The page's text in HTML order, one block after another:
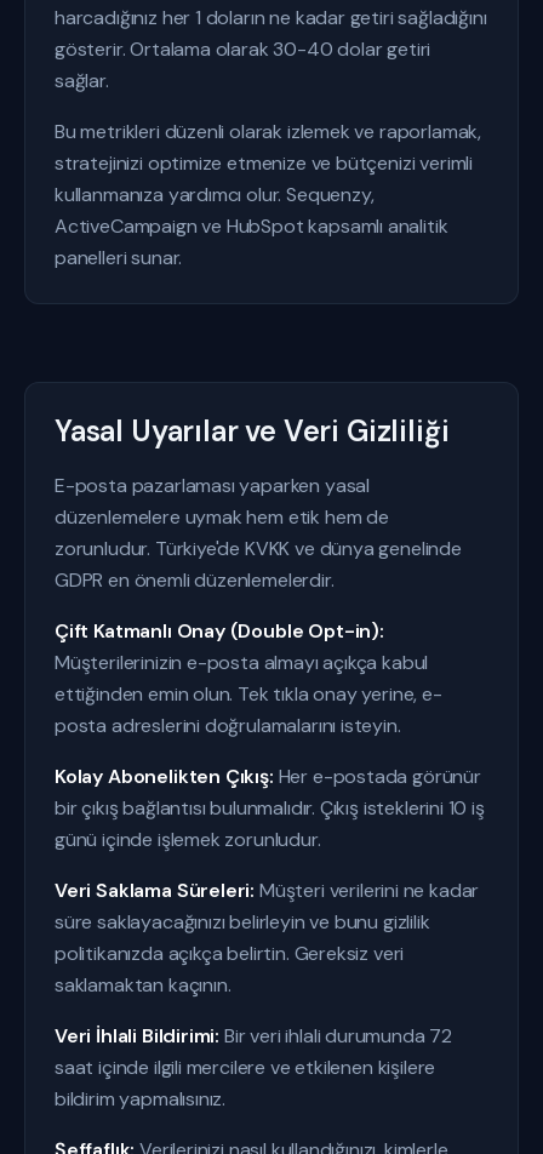
harcadığınız her 1 doların ne kadar getiri sağladığını
gösterir. Ortalama olarak 30-40 dolar getiri
sağlar.
Bu metrikleri düzenli olarak izlemek ve raporlamak,
stratejinizi optimize etmenize ve bütçenizi verimli
kullanmanıza yardımcı olur. Sequenzy,
ActiveCampaign ve HubSpot kapsamlı analitik
panelleri sunar.
Yasal Uyarılar ve Veri Gizliliği
E-posta pazarlaması yaparken yasal
düzenlemelere uymak hem etik hem de
zorunludur. Türkiye'de KVKK ve dünya genelinde
GDPR en önemli düzenlemelerdir.
Çift Katmanlı Onay (Double Opt-in):
Müşterilerinizin e-posta almayı açıkça kabul
ettiğinden emin olun. Tek tıkla onay yerine, e-
posta adreslerini doğrulamalarını isteyin.
Kolay Abonelikten Çıkış: Her e-postada görünür
bir çıkış bağlantısı bulunmalıdır. Çıkış isteklerini 10 iş
günü içinde işlemek zorunludur.
Veri Saklama Süreleri: Müşteri verilerini ne kadar
süre saklayacağınızı belirleyin ve bunu gizlilik
politikanızda açıkça belirtin. Gereksiz veri
saklamaktan kaçının.
Veri İhlali Bildirimi: Bir veri ihlali durumunda 72
saat içinde ilgili mercilere ve etkilenen kişilere
bildirim yapmalısınız.